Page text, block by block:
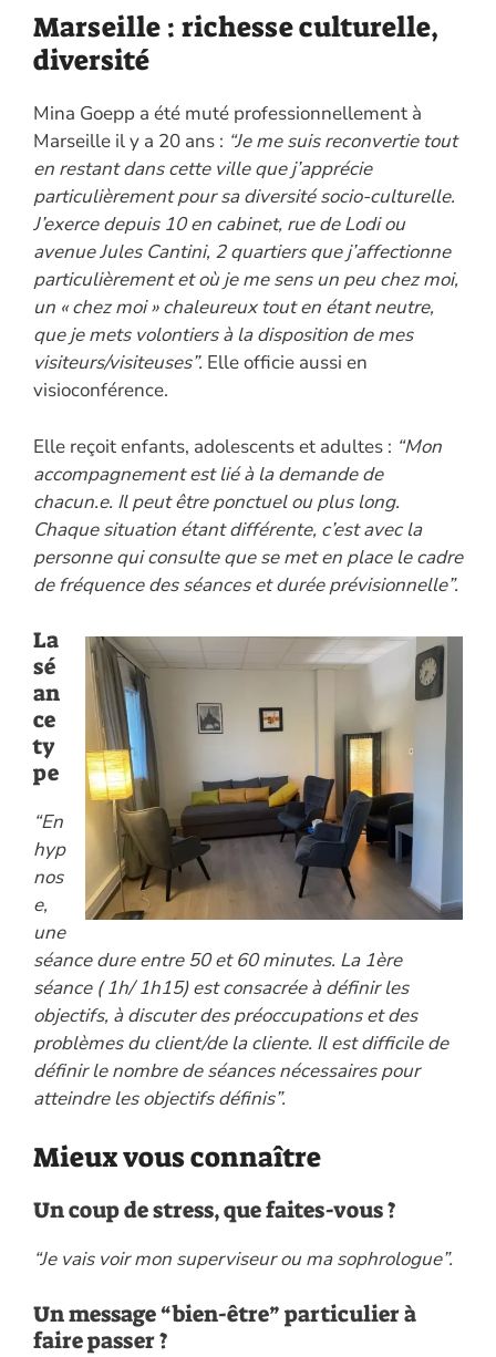
Marseille : richesse culturelle,
diversité
Mina Goepp a été muté professionnellement à
Marseille il y a 20 ans : “Je me suis reconvertie tout
en restant dans cette ville que j’apprécie
particulièrement pour sa diversité socio-culturelle.
J’exerce depuis 10 en cabinet, rue de Lodi ou
avenue Jules Cantini, 2 quartiers que j’affectionne
particulièrement et où je me sens un peu chez moi,
un « chez moi » chaleureux tout en étant neutre,
que je mets volontiers à la disposition de mes
visiteurs/visiteuses”. Elle officie aussi en
visioconférence.
Elle reçoit enfants, adolescents et adultes : “Mon
accompagnement est lié à la demande de
chacun.e. Il peut être ponctuel ou plus long.
Chaque situation étant différente, c’est avec la
personne qui consulte que se met en place le cadre
de fréquence des séances et durée prévisionnelle”.
La
sé
an
ce
ty
pe
“En
hyp
nos
e,
une
séance dure entre 50 et 60 minutes. La 1ère
séance ( 1h/ 1h15) est consacrée à définir les
objectifs, à discuter des préoccupations et des
problèmes du client/de la cliente. Il est difficile de
définir le nombre de séances nécessaires pour
atteindre les objectifs définis”.
Mieux vous connaître
Un coup de stress, que faites-vous ?
“Je vais voir mon superviseur ou ma sophrologue”.
Un message “bien-être” particulier à
faire passer ?